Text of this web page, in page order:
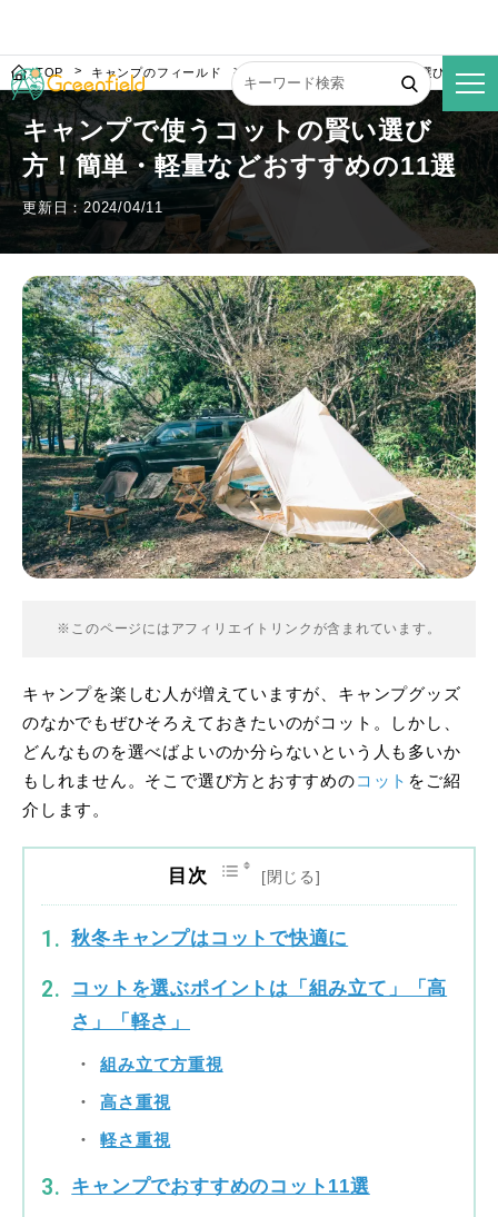
TOP キャンプのフィールド キャンプで使うコットの賢い選び方！簡
キャンプで使うコットの賢い選び
方！簡単・軽量などおすすめの11選
更新日：2024/04/11
※このページにはアフィリエイトリンクが含まれています。
キャンプを楽しむ人が増えていますが、キャンプグッズ
のなかでもぜひそろえておきたいのがコット。しかし、
どんなものを選べばよいのか分らないという人も多いか
もしれません。そこで選び方とおすすめのコット をご紹
介します。
目次
秋冬キャンプはコットで快適に
コットを選ぶポイントは「組み立て」「高
さ」「軽さ」
組み立て方重視
高さ重視
軽さ重視
キャンプでおすすめのコット11選